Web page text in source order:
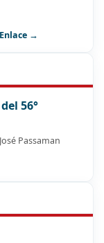
Enlace →
56°
Passaman